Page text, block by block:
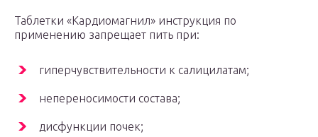
Таблетки «Кардиомагнил» инструкция по
применению запрещает пить при:
гиперчувствительности к салицилатам;
непереносимости состава;
дисфункции почек;